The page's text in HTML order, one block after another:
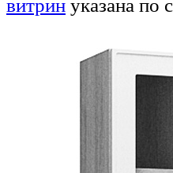
витрин указана по